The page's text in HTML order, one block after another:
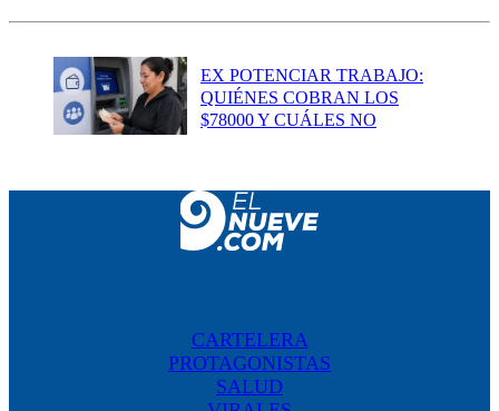
EX POTENCIAR TRABAJO:
QUIÉNES COBRAN LOS
$78000 Y CUÁLES NO
CARTELERA
PROTAGONISTAS
SALUD